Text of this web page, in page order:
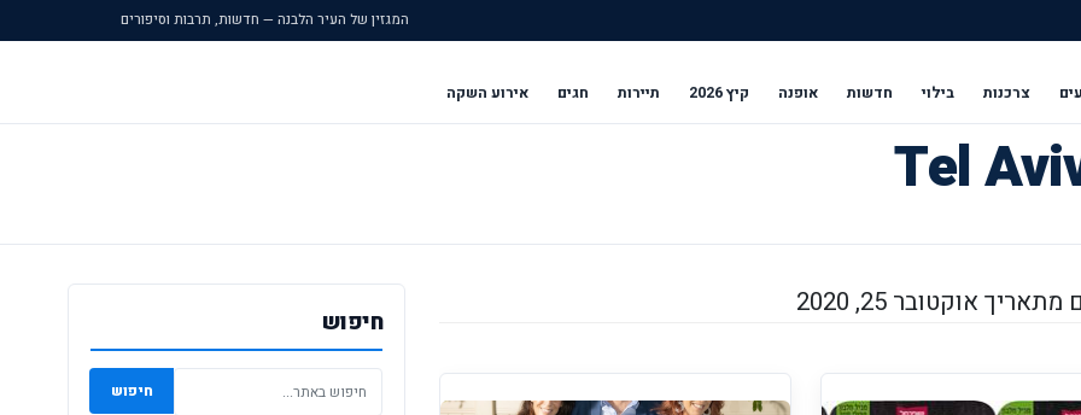
המגזין של העיר הלבנה — חדשות, תרבות וסיפורים
צרכנות בילוי חדשות אופנה קיץ 2026 תיירות חגים אירוע השקה
אוקטובר 25, 2020
חיפוש
חיפוש